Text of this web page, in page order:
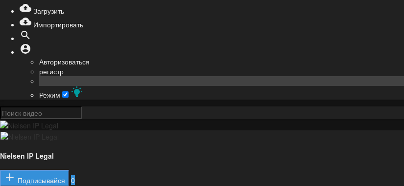
Загрузить
Импортировать
Авторизоваться
регистр
Режим
Nielsen IP Legal
Подписывайся
0